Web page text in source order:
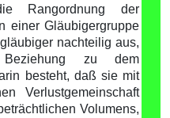
Rangordnung der
einer Gläubigergruppe
nachteilig aus,
zu dem
besteht, daß sie mit
Verlustgemeinschaft
Volumens,